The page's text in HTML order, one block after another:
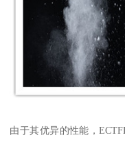
由于其优异的性能，